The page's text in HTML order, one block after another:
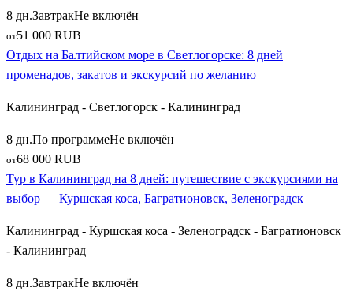
храмом с высокой смотровой башней;
Сказочный поселок
в рамках масштабной реновации были полностью
восстановлены уникальные фахверковые дома и
ИсторическийБагратионовск(Прейсиш-Эйлау),
овеянный славой крупного сражения эпохи
Наполеоновских войн;
ДревнийБагратионовски тихие уездные поселения,
сохранившие руины кирх и старинные водонапорные
Как выбрать и забронировать идеальное
8 дн.ЗавтракНе включён
от51 000 RUB
Отдых на Балтийском море в Светлогорске: 8 дней
променадов, закатов и экскурсий по желанию
Калининград - Светлогорск - Калининград
8 дн.По программеНе включён
от68 000 RUB
Тур в Калининград на 8 дней: путешествие с экскурсиями на
выбор — Куршская коса, Багратионовск, Зеленоградск
Калининград - Куршская коса - Зеленоградск - Багратионовск
- Калининград
8 дн.ЗавтракНе включён